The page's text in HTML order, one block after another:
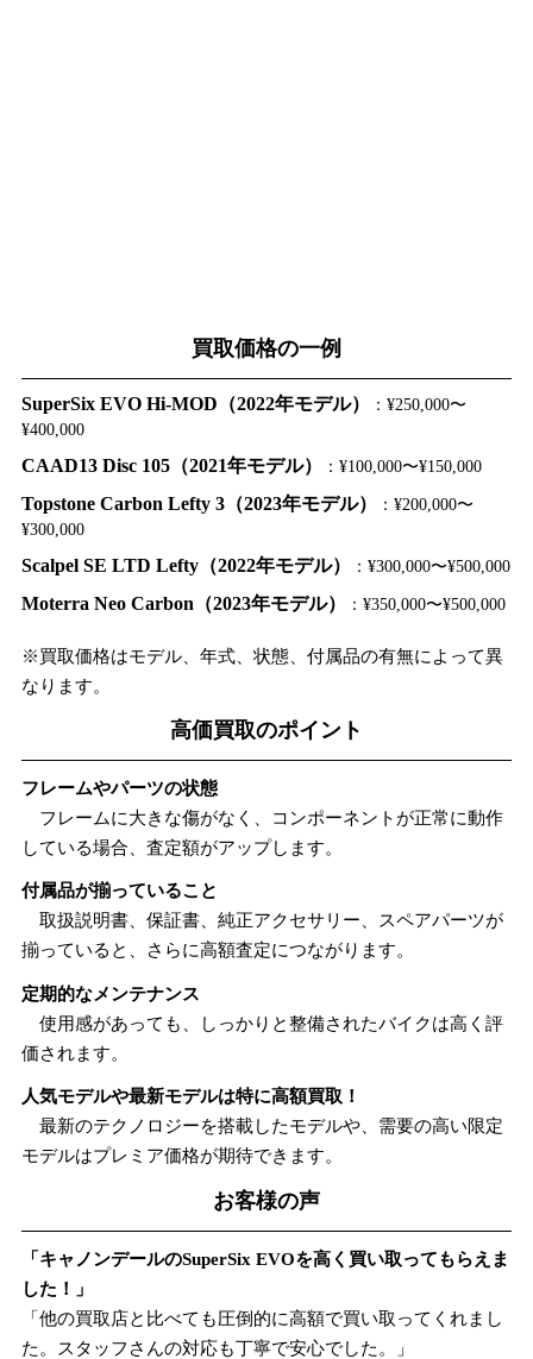
買取価格の一例
SuperSix EVO Hi-MOD（2022年モデル）
：¥250,000〜
¥400,000
CAAD13 Disc 105（2021年モデル） ：¥100,000〜¥150,000
Topstone Carbon Lefty 3（2023年モデル）
：¥200,000〜
¥300,000
Scalpel SE LTD Lefty（2022年モデル） ：¥300,000〜¥500,000
Moterra Neo Carbon（2023年モデル） ：¥350,000〜¥500,000
※買取価格はモデル、年式、状態、付属品の有無によって異
なります。
高価買取のポイント
フレームやパーツの状態
フレームに大きな傷がなく、コンポーネントが正常に動作
している場合、査定額がアップします。
付属品が揃っていること
取扱説明書、保証書、純正アクセサリー、スペアパーツが
揃っていると、さらに高額査定につながります。
定期的なメンテナンス
使用感があっても、しっかりと整備されたバイクは高く評
価されます。
人気モデルや最新モデルは特に高額買取！
最新のテクノロジーを搭載したモデルや、需要の高い限定
モデルはプレミア価格が期待できます。
お客様の声
「キャノンデールのSuperSix EVOを高く買い取ってもらえま
した！」
「他の買取店と比べても圧倒的に高額で買い取ってくれまし
た。スタッフさんの対応も丁寧で安心でした。」